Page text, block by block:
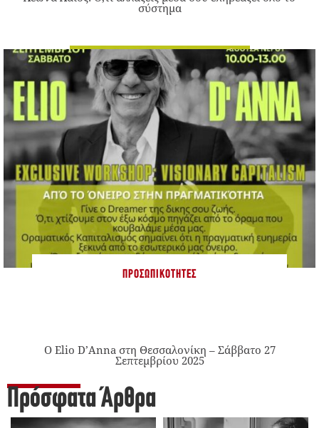
σύστημα
ΠΡΟΣΩΠΙΚΌΤΗΤΕΣ
Ο Elio D’Anna στη Θεσσαλονίκη – Σάββατο 27
Σεπτεμβρίου 2025
Πρόσφατα Άρθρα